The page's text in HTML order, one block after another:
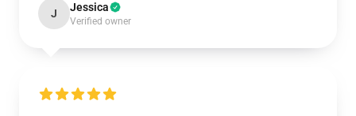
J Jessica
Verified owner